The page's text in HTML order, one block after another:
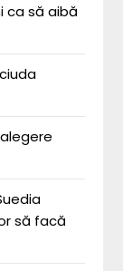
ca să aibă
să facă